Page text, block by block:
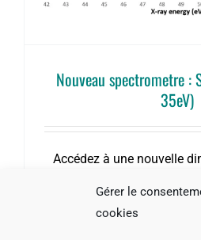
Gérer le
cookies
Nouveau spectrometre :
35eV)
Accédez à une nouvelle